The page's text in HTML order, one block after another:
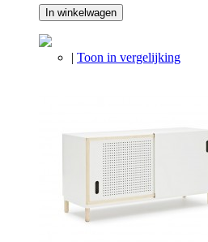
In winkelwagen
| Toon in vergelijking